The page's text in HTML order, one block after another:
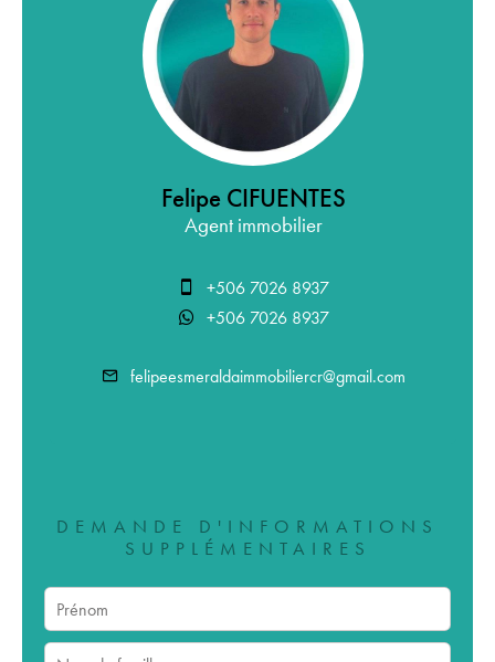
Felipe CIFUENTES
Agent immobilier
+506 7026 8937
+506 7026 8937
felipeesmeraldaimmobiliercr@gmail.com
DEMANDE D'INFORMATIONS
SUPPLÉMENTAIRES